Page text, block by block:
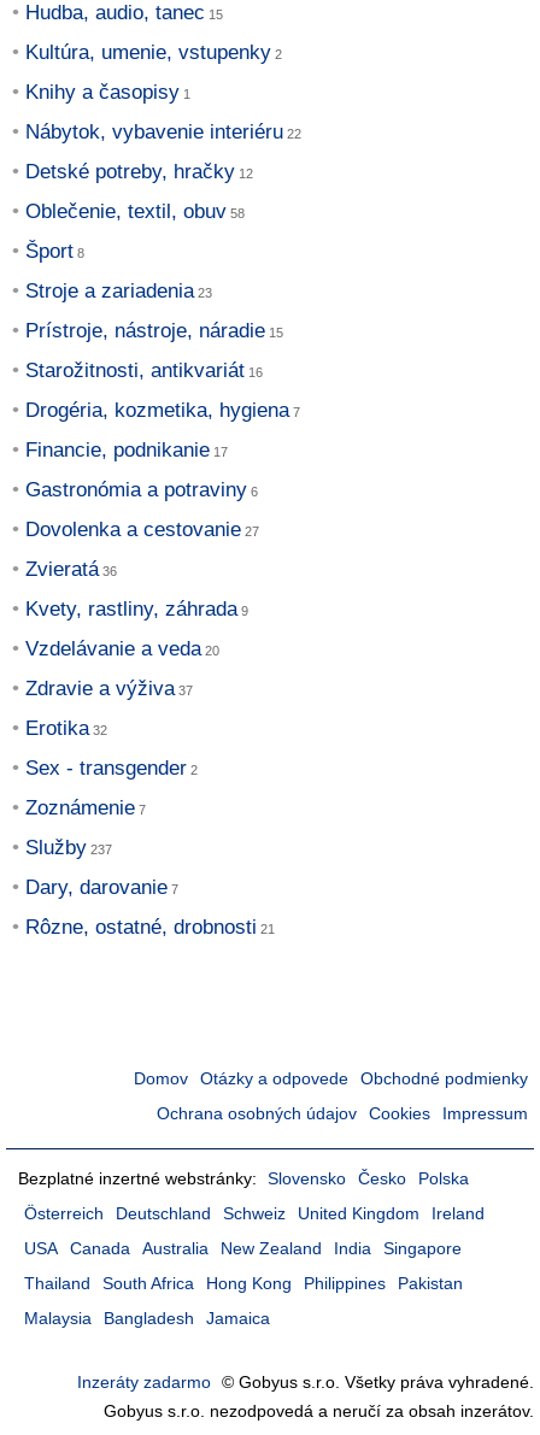
Hudba, audio, tanec
Kultúra, umenie, vstupenky
Knihy a časopisy
Nábytok, vybavenie interiéru
Detské potreby, hračky
Oblečenie, textil, obuv
Šport
Stroje a zariadenia
Prístroje, nástroje, náradie
Starožitnosti, antikvariát
Drogéria, kozmetika, hygiena
Financie, podnikanie
Gastronómia a potraviny
Dovolenka a cestovanie
Zvieratá
Kvety, rastliny, záhrada
Vzdelávanie a veda
Zdravie a výživa
Erotika
Sex - transgender
Zoznámenie
Služby
Dary, darovanie
Rôzne, ostatné, drobnosti
Domov Otázky a odpovede
Obchodné podmienky
Ochrana osobných údajov
Cookies Impressum
Bezplatné inzertné webstránky: Slovensko Česko
Polska
Österreich
Deutschland Schweiz United Kingdom
Ireland
USA
Canada Australia New Zealand India
Singapore
Thailand
South Africa Hong Kong Philippines
Pakistan
Malaysia
Bangladesh Jamaica
Inzeráty zadarmo © Gobyus s.r.o. Všetky práva vyhradené.
Gobyus s.r.o. nezodpovedá a neručí za obsah inzerátov.